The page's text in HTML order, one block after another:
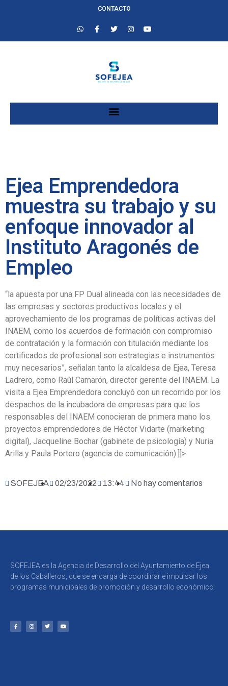
CONTACTO
Ejea Emprendedora
muestra su trabajo y su
enfoque innovador al
Instituto Aragonés de
Empleo
“la apuesta por una FP Dual alineada con las necesidades de
las empresas y sectores productivos locales y el
aprovechamiento de los programas de políticas activas del
INAEM, como los acuerdos de formación con compromiso
de contratación y la formación con titulación mediante los
certificados de profesional son estrategias e instrumentos
muy necesarios”, señalan tanto la alcaldesa de Ejea, Teresa
Ladrero, como Raúl Camarón, director gerente del INAEM. La
visita a Ejea Emprendedora concluyó con un recorrido por los
despachos de la incubadora de empresas para que los
responsables del INAEM conocieran de primera mano los
proyectos emprendedores de Héctor Vidarte (marketing
digital), Jacqueline Bochar (gabinete de psicología) y Nuria
Arilla y Paula Portero (agencia de comunicación).]]>
SOFEJEA 02/23/2022 13:44 No hay comentarios
SOFEJEA es la Agencia de Desarrollo del Ayuntamiento de Ejea
de los Caballeros, que se encarga de coordinar e impulsar los
programas municipales de promoción y desarrollo económico